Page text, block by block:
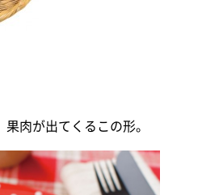
肉が出てくるこの形。